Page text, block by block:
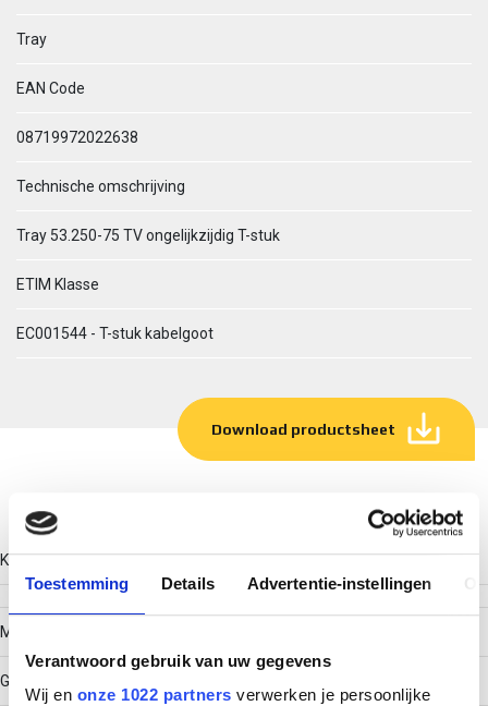
Toestemming Details Advertentie-instellingen
Verantwoord gebruik van uw gegevens
Wij en onze 1022 partners verwerken je persoonlijke
Tray
EAN Code
08719972022638
Technische omschrijving
Tray 53.250-75 TV ongelijkzijdig T-stuk
ETIM Klasse
EC001544 - T-stuk kabelgoot
Download productsheet
Technische gegevens
Kleur
Model
Geïntegreerde verbinder